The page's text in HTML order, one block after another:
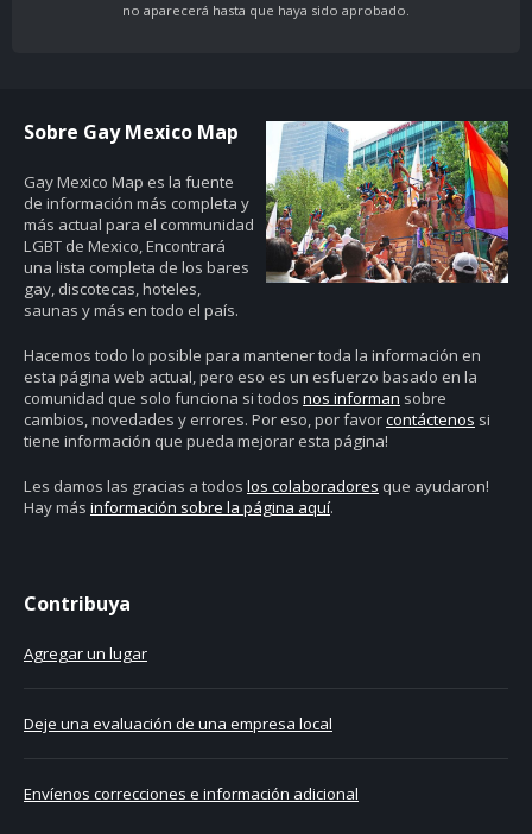
no aparecerá hasta que haya sido aprobado.
Sobre Gay Mexico Map
Gay Mexico Map es la fuente
de información más completa y
más actual para el communidad
LGBT de Mexico, Encontrará
una lista completa de los bares
gay, discotecas, hoteles,
saunas y más en todo el país.
Hacemos todo lo posible para mantener toda la información en
esta página web actual, pero eso es un esfuerzo basado en la
comunidad que solo funciona si todos nos informan sobre
cambios, novedades y errores. Por eso, por favorcontáctenos si
tiene información que pueda mejorar esta página!
Les damos las gracias a todos los colaboradores que ayudaron!
Hay más información sobre la página aquí.
Contribuya
Agregar un lugar
Deje una evaluación de una empresa local
Envíenos correcciones e información adicional